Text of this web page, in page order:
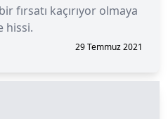
fırsatı kaçırıyor olmaya
hissi.
29 Temmuz 2021